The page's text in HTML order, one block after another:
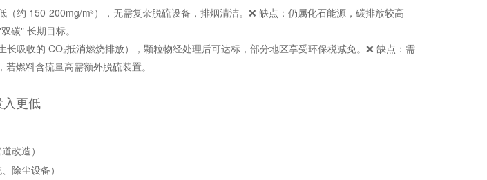
（约 150-200mg/m³），无需复杂脱硫设备，排烟清洁。❌ 缺点：仍属化石能源，碳排放较高
碳" 长期目标。
长吸收的 CO₂抵消燃烧排放），颗粒物经处理后可达标，部分地区享受环保税减免。❌ 缺点：需
燃料含硫量高需额外脱硫装置。
入更低
改造）
除尘设备）